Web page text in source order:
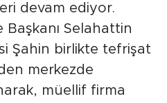
devam ediyor.
Selahattin
Şahin birlikte tefrişat
merkezde
müellif firma